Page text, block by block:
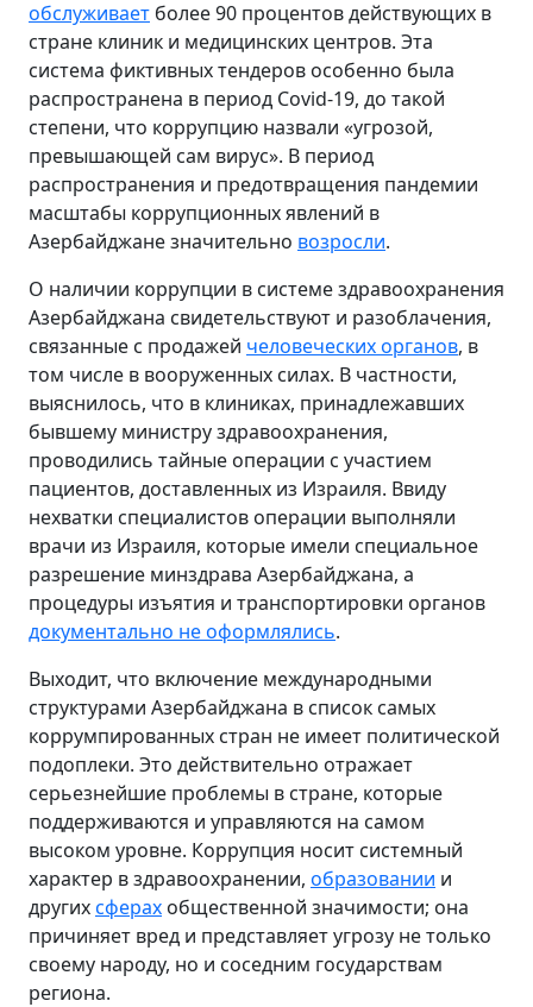
обслуживает более 90 процентов действующих в
стране клиник и медицинских центров. Эта
система фиктивных тендеров особенно была
распространена в период Covid-19, до такой
степени, что коррупцию назвали «угрозой,
превышающей сам вирус». В период
распространения и предотвращения пандемии
масштабы коррупционных явлений в
Азербайджане значительно возросли.
О наличии коррупции в системе здравоохранения
Азербайджана свидетельствуют и разоблачения,
связанные с продажей человеческих органов, в
том числе в вооруженных силах. В частности,
выяснилось, что в клиниках, принадлежавших
бывшему министру здравоохранения,
проводились тайные операции с участием
пациентов, доставленных из Израиля. Ввиду
нехватки специалистов операции выполняли
врачи из Израиля, которые имели специальное
разрешение минздрава Азербайджана, а
процедуры изъятия и транспортировки органов
документально не оформлялись.
Выходит, что включение международными
структурами Азербайджана в список самых
коррумпированных стран не имеет политической
подоплеки. Это действительно отражает
серьезнейшие проблемы в стране, которые
поддерживаются и управляются на самом
высоком уровне. Коррупция носит системный
характер в здравоохранении, образовании и
другихсферах общественной значимости; она
причиняет вред и представляет угрозу не только
своему народу, но и соседним государствам
региона.